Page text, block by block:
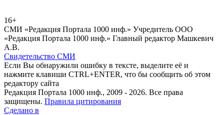
16+
СМИ «Редакция Портала 1000 инф.» Учредитель ООО
«Редакция Портала 1000 инф.» Главный редактор Машкевич
А.В.
Свидетельство СМИ
Если Вы обнаружили ошибку в тексте, выделите её и
нажмите клавиши CTRL+ENTER, что бы сообщить об этом
редактору сайта
Редакция Портала 1000 инф., 2009 - 2026. Все права
защищены. Правила цитирования
Сделано в